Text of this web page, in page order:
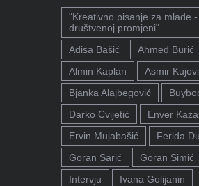
"Kreativno pisanje za mlade
društvenoj promjeni"
Adisa Bašić
Ahmed Burić
Almin Kaplan
Asmir
Bjanka Alajbegović
Darko Cvijetić
Enver
Ervin Mujabašić
Ferida
Goran Sarić
Goran Simić
Intervju
Ivana Golijanin